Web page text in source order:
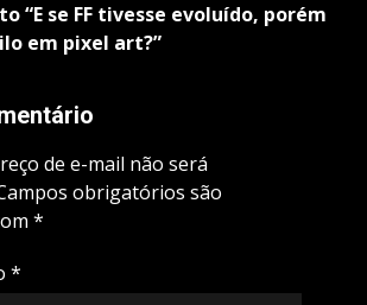
“E se FF tivesse evoluído, porém
em pixel art?”
de e-mail não será
obrigatórios são
*
*